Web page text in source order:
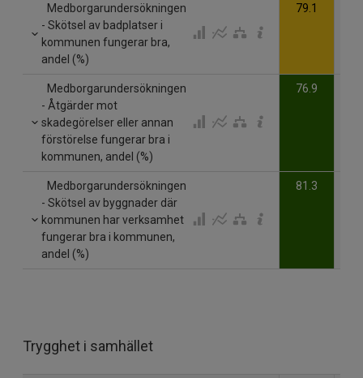
Medborgarundersökningen
- Skötsel av badplatser i
kommunen fungerar bra,
andel (%)
79.1
Medborgarundersökningen
- Åtgärder mot
skadegörelser eller annan
förstörelse fungerar bra i
kommunen, andel (%)
76.9
Medborgarundersökningen
- Skötsel av byggnader där
kommunen har verksamhet
fungerar bra i kommunen,
andel (%)
81.3
Trygghet i samhället